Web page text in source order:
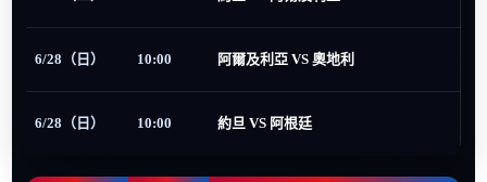
6/28（日） 10:00 阿爾及利亞 VS 奧地利
6/28（日） 10:00 約旦 VS 阿根廷